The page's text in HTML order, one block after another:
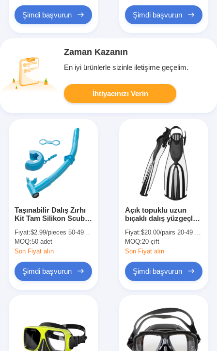
Şimdi başvurun Şimdi başvurun
Zaman Kazanın
En iyi ürünlerle sizinle iletişime geçelim.
İhtiyacınızı Verin
Taşınabilir Dalış Zırhı
Kit Tam Silikon Scuba
Şnorkel Maske
Fiyat:$2.99/pieces 50-499 pieces
MOQ:50 adet
Son Fiyat alın
Şimdi başvurun
Açık topuklu uzun
bıçaklı dalış yüzgeçleri
yüzgeçler şnorkel
Fiyat:$20.00/pairs 20-49 pairs
MOQ:20 çift
Son Fiyat alın
Şimdi başvurun